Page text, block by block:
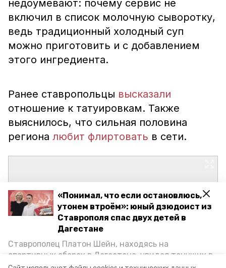
«Понимал, что если остановлюсь,
утонем втроём»: юный дзюдоист из
Ставрополя спас двух детей в
Дагестане
Ставрополец Платон Шейн, находясь на
спортивных сборах в Дегестане, увидел тонущих в
недоумевают: почему сервис не
включил в список молочную сыворотку,
ведь традиционный холодный суп
можно приготовить и с добавлением
этого ингредиента.
Ранее ставропольцы высказали
отношение к татуировкам. Также
выяснилось, что сильная половина
региона любит флиртовать в сети.